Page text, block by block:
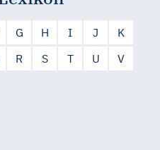
G H I J
K
R S T U
V